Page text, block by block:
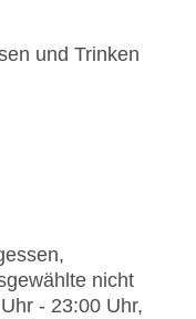
nicht
- 23:00 Uhr,